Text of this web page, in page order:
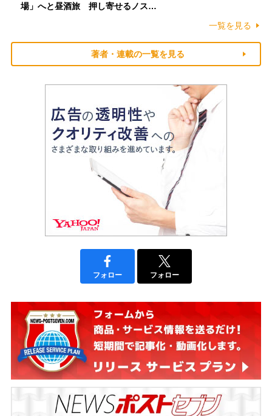
場」へと昼酒旅 押し寄せるノス…
一覧を見る
著者・連載の一覧を見る
フォロー フォロー